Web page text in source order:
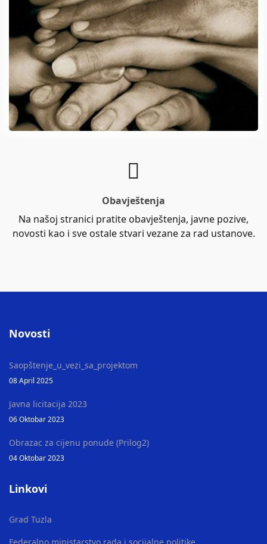
Obavještenja
Na našoj stranici pratite obavještenja, javne pozive,
novosti kao i sve ostale stvari vezane za rad ustanove.
Novosti
Saopštenje_u_vezi_sa_projektom
08 April 2025
Javna licitacija 2023
06 Oktobar 2023
Obrazac za cijenu ponude (Prilog2)
04 Oktobar 2023
Linkovi
Grad Tuzla
Federalno ministarstvo rada i socijalne politike